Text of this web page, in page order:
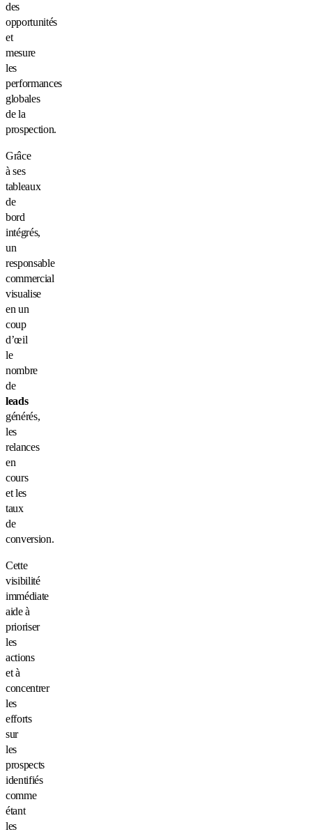
des
opportunités
et
mesure
les
performances
globales
de la
prospection.
Grâce
à ses
tableaux
de
bord
intégrés,
un
responsable
commercial
visualise
en un
coup
d’œil
le
nombre
de
leads
générés,
les
relances
en
cours
et les
taux
de
conversion.
Cette
visibilité
immédiate
aide à
prioriser
les
actions
et à
concentrer
les
efforts
sur
les
prospects
identifiés
comme
étant
les